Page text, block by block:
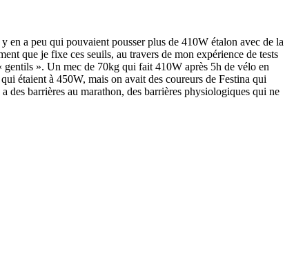
en a peu qui pouvaient pousser plus de 410W étalon avec de la
que je fixe ces seuils, au travers de mon expérience de tests
gentils ». Un mec de 70kg qui fait 410W après 5h de vélo en
étaient à 450W, mais on avait des coureurs de Festina qui
des barrières au marathon, des barrières physiologiques qui ne